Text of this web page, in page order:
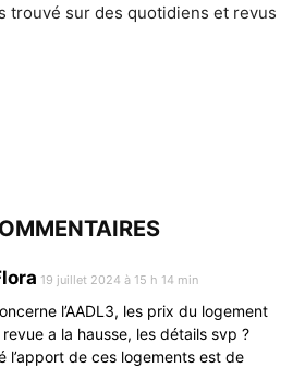
trouvé sur des quotidiens et revus
19 juillet 2024 à 15 h 14 min
l’AADL3, les prix du logement
a la hausse, les détails svp ?
l’apport de ces logements est de